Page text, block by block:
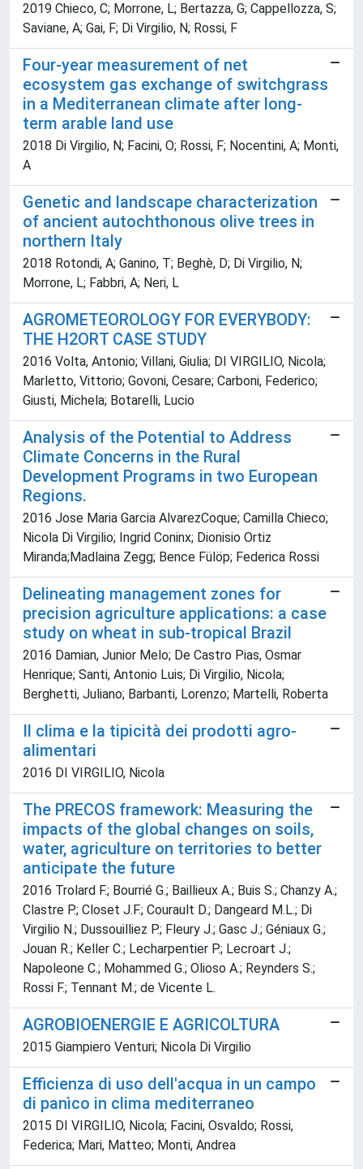
2019 Chieco, C; Morrone, L; Bertazza, G; Cappellozza, S;
Saviane, A; Gai, F; Di Virgilio, N; Rossi, F
Four-year measurement of net
ecosystem gas exchange of switchgrass
in a Mediterranean climate after long-
term arable land use
2018 Di Virgilio, N; Facini, O; Rossi, F; Nocentini, A; Monti,
A
Genetic and landscape characterization
of ancient autochthonous olive trees in
northern Italy
2018 Rotondi, A; Ganino, T; Beghè, D; Di Virgilio, N;
Morrone, L; Fabbri, A; Neri, L
AGROMETEOROLOGY FOR EVERYBODY:
THE H2ORT CASE STUDY
2016 Volta, Antonio; Villani, Giulia; DI VIRGILIO, Nicola;
Marletto, Vittorio; Govoni, Cesare; Carboni, Federico;
Giusti, Michela; Botarelli, Lucio
Analysis of the Potential to Address
Climate Concerns in the Rural
Development Programs in two European
Regions.
2016 Jose Maria Garcia AlvarezCoque; Camilla Chieco;
Nicola Di Virgilio; Ingrid Coninx; Dionisio Ortiz
Miranda;Madlaina Zegg; Bence Fülöp; Federica Rossi
Delineating management zones for
precision agriculture applications: a case
study on wheat in sub-tropical Brazil
2016 Damian, Junior Melo; De Castro Pias, Osmar
Henrique; Santi, Antonio Luis; Di Virgilio, Nicola;
Berghetti, Juliano; Barbanti, Lorenzo; Martelli, Roberta
Il clima e la tipicità dei prodotti agro-
alimentari
2016 DI VIRGILIO, Nicola
The PRECOS framework: Measuring the
impacts of the global changes on soils,
water, agriculture on territories to better
anticipate the future
2016 Trolard F.; Bourrié G.; Baillieux A.; Buis S.; Chanzy A.;
Clastre P.; Closet J.F.; Courault D.; Dangeard M.L.; Di
Virgilio N.; Dussouilliez P.; Fleury J.; Gasc J.; Géniaux G.;
Jouan R.; Keller C.; Lecharpentier P.; Lecroart J.;
Napoleone C.; Mohammed G.; Olioso A.; Reynders S.;
Rossi F.; Tennant M.; de Vicente L.
AGROBIOENERGIE E AGRICOLTURA
2015 Giampiero Venturi; Nicola Di Virgilio
Efficienza di uso dell'acqua in un campo
di panìco in clima mediterraneo
2015 DI VIRGILIO, Nicola; Facini, Osvaldo; Rossi,
Federica; Mari, Matteo; Monti, Andrea